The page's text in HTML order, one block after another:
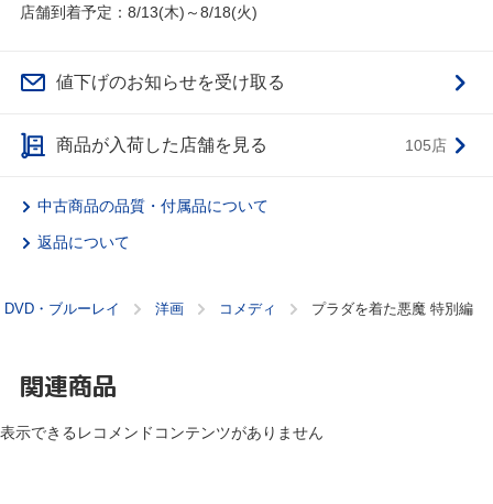
店舗到着予定：8/13(木)～8/18(火)
値下げのお知らせを受け取る
商品が入荷した店舗を見る 105店
中古商品の品質・付属品について
返品について
DVD・ブルーレイ 洋画 コメディ プラダを着た悪魔 特別編
関連商品
表示できるレコメンドコンテンツがありません